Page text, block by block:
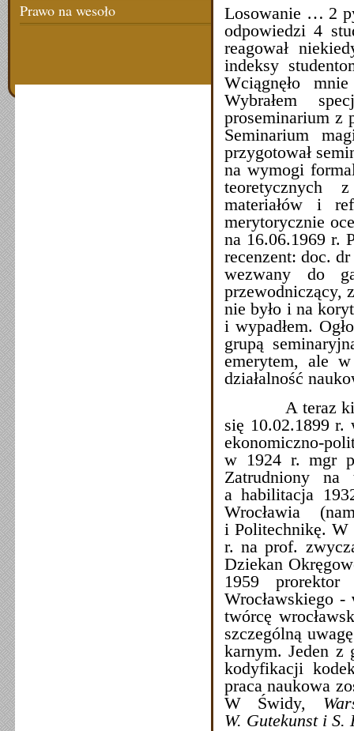
Prawo na wesoło
Losowanie … 2
odpowiedzi 4
reagował
indeksy
Wciągnęło
Wybrałem
proseminarium z
Seminarium
przygotował
na wymogi
teoretycznych
materiałów i
merytorycznie
na 16.06.1969 r.
recenzent: doc.
wezwany do
przewodniczący,
nie było i na
i wypadłem.
grupą
emerytem, ale
działalność
A teraz kilka
się 10.02.1899
ekonomiczno-
w 1924 r. mgr
Zatrudniony
a habilitacja
Wrocławia
i Politechnikę. W
r. na prof.
Dziekan
1959
Wrocławskiego -
twórcę
szczególną
karnym. Jeden z
kodyfikacji
praca naukowa
W Świdy,
W. Gutekunst i S.